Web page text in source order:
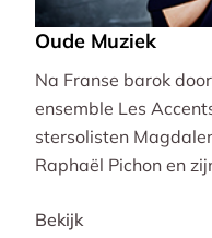
Oude Muziek
Na Franse barok
ensemble Les
stersolisten
Raphaël Pichon en
Bachvereniging en
Bekijk